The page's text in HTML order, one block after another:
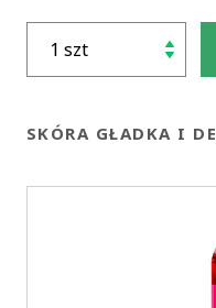
SKÓRA GŁADKA I